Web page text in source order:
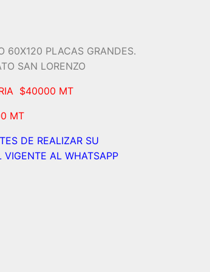
60X120 PLACAS GRANDES.
SAN LORENZO
$40000 MT
MT
DE REALIZAR SU
VIGENTE AL WHATSAPP